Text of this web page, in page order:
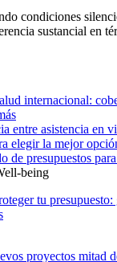
condiciones
sustancial en
internacional:
entre asistencia en
elegir la mejor
being
tu